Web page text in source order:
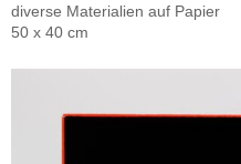
diverse Materialien auf Papier
50 x 40 cm